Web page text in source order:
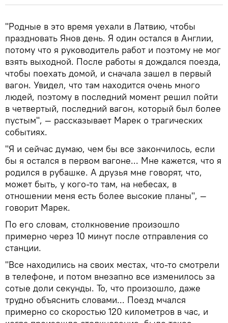
"Родные в это время уехали в Латвию, чтобы
праздновать Янов день. Я один остался в Англии,
потому что я руководитель работ и поэтому не мог
взять выходной. После работы я дождался поезда,
чтобы поехать домой, и сначала зашел в первый
вагон. Увидел, что там находится очень много
людей, поэтому в последний момент решил пойти
в четвертый, последний вагон, который был более
пустым", — рассказывает Марек о трагических
событиях.
"Я и сейчас думаю, чем бы все закончилось, если
бы я остался в первом вагоне... Мне кажется, что я
родился в рубашке. А друзья мне говорят, что,
может быть, у кого-то там, на небесах, в
отношении меня есть более высокие планы", —
говорит Марек.
По его словам, столкновение произошло
примерно через 10 минут после отправления со
станции.
"Все находились на своих местах, что-то смотрели
в телефоне, и потом внезапно все изменилось за
сотые доли секунды. То, что произошло, даже
трудно объяснить словами... Поезд мчался
примерно со скоростью 120 километров в час, и